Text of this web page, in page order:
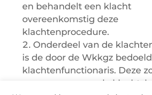
en behandelt een klacht
overeenkomstig deze
klachtenprocedure.
Onderdeel van de
is de door de Wkkgz
klachtenfunctionaris. Deze
voor opvang van de klacht,